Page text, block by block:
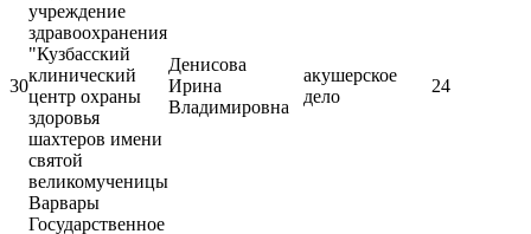
30
учреждение
здравоохранения
"Кузбасский
клинический
центр охраны
здоровья
шахтеров имени
святой
великомученицы
Варвары
Денисова
Ирина
Владимировна
акушерское
дело
24
Государственное